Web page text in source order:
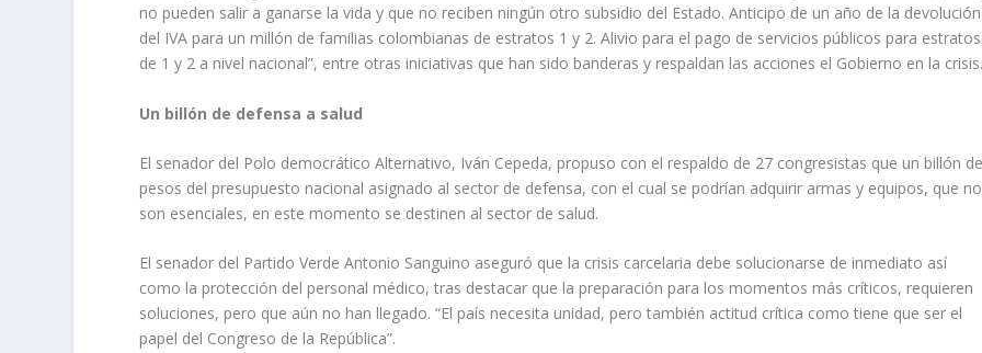
no pueden salir a ganarse la vida y que no reciben ningún otro subsidio del Estado. Anticipo de un año de la devolución
del IVA para un millón de familias colombianas de estratos 1 y 2. Alivio para el pago de servicios públicos para estratos
de 1 y 2 a nivel nacional”, entre otras iniciativas que han sido banderas y respaldan las acciones el Gobierno en la
Un billón de defensa a salud
El senador del Polo democrático Alternativo, Iván Cepeda, propuso con el respaldo de 27 congresistas que un billón
pesos del presupuesto nacional asignado al sector de defensa, con el cual se podrían adquirir armas y equipos, que no
son esenciales, en este momento se destinen al sector de salud.
El senador del Partido Verde Antonio Sanguino aseguró que la crisis carcelaria debe solucionarse de inmediato así
como la protección del personal médico, tras destacar que la preparación para los momentos más críticos, requieren
soluciones, pero que aún no han llegado. “El país necesita unidad, pero también actitud crítica como tiene que ser el
papel del Congreso de la República”.